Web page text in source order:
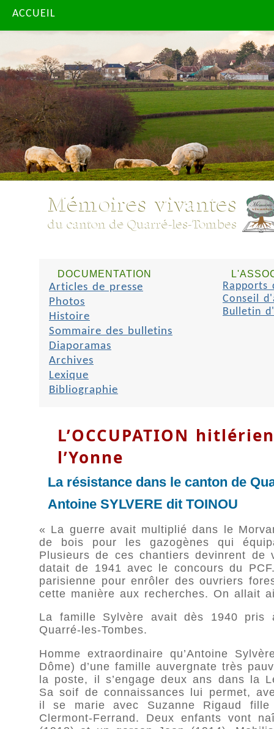
ACCUEIL
DOCUMENTATION
Articles de presse
Photos
Histoire
Sommaire des bulletins
Diaporamas
Archives
Lexique
Bibliographie
Rapports
Conseil
Bulletin
L’OCCUPATION
l’Yonne
La résistance dans le canton de
Antoine SYLVERE dit TOINOU
« La guerre avait multiplié dans le
de bois pour les gazogènes qui
Plusieurs de ces chantiers devinrent de
datait de 1941 avec le concours du
parisienne pour enrôler des ouvriers
cette manière aux recherches. On allait
La famille Sylvère avait dès 1940 pris
Quarré-les-Tombes.
Homme extraordinaire qu’Antoine
Dôme) d’une famille auvergnate très
la poste, il s’engage deux ans dans la
Sa soif de connaissances lui permet,
il se marie avec Suzanne Rigaud
Clermont-Ferrand. Deux enfants vont